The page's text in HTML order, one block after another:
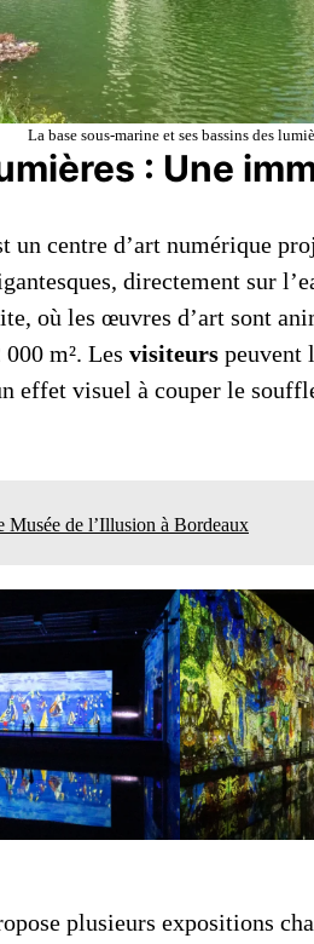
La base sous-marine et ses bassins des
: Une
un centre d’art numérique
directement sur
où les œuvres d’art sont
m². Les visiteurs peuvent
effet visuel à couper le
Musée de l’Illusion à Bordeaux
plusieurs expositions